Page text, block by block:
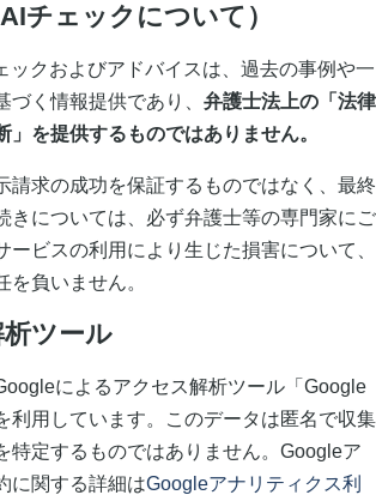
チェックについて）
ックおよびアドバイスは、過去の事例や一
づく情報提供であり、 弁護士法上の「法律
」を提供するものではありません。
請求の成功を保証するものではなく、最終
きについては、必ず弁護士等の専門家にご
ービスの利用により生じた損害について、
を負いません。
ツール
によるアクセス解析ツール「Google
利用しています。このデータは匿名で収集
特定するものではありません。Googleア
に関する詳細はGoogleアナリティクス利